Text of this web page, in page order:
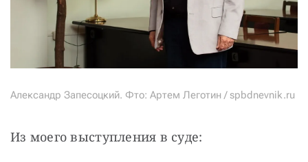
Александр Запесоцкий. Фто: Артем Леготин / spbdnevnik.ru
Из моего выступления в суде: